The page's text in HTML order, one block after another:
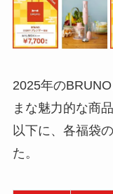
2025年の
まな魅力的な商
以下に、各福袋
た。